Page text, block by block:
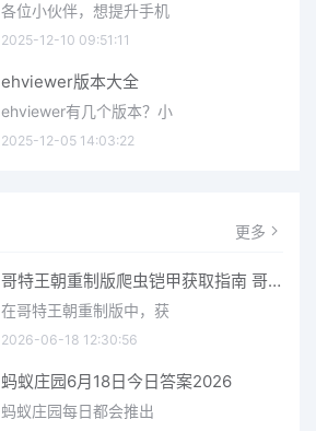
各位小伙伴，想提升手机
2025-12-10 09:51:11
ehviewer版本大全
ehviewer有几个版本？小
2025-12-05 14:03:22
更多
哥特王朝重制版爬虫铠甲获取指南 哥特王朝重制版爬虫铠甲获取方法
在哥特王朝重制版中，获
2026-06-18 12:30:56
蚂蚁庄园6月18日今日答案2026
蚂蚁庄园每日都会推出